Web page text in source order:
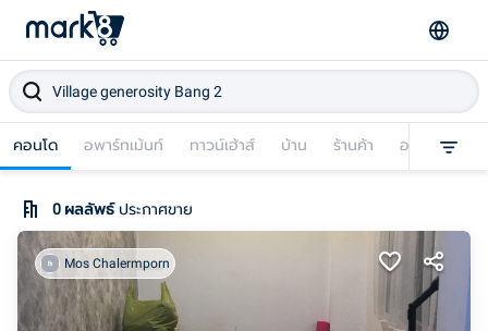
คอนโด อพาร์ทเม้นท์ ทาวน์เฮ้าส์ บ้าน ร้านค้า อาคารพาณิช
0ผลลัพธ์ ประกาศขาย
Mos Chalermporn